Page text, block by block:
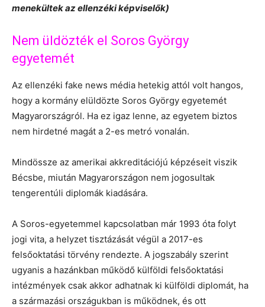
menekültek az ellenzéki képviselők)
Nem üldözték el Soros György
egyetemét
Az ellenzéki fake news média hetekig attól volt hangos,
hogy a kormány elüldözte Soros György egyetemét
Magyarországról. Ha ez igaz lenne, az egyetem biztos
nem hirdetné magát a 2-es metró vonalán.
Mindössze az amerikai akkreditációjú képzéseit viszik
Bécsbe, miután Magyarországon nem jogosultak
tengerentúli diplomák kiadására.
A Soros-egyetemmel kapcsolatban már 1993 óta folyt
jogi vita, a helyzet tisztázását végül a 2017-es
felsőoktatási törvény rendezte. A jogszabály szerint
ugyanis a hazánkban működő külföldi felsőoktatási
intézmények csak akkor adhatnak ki külföldi diplomát, ha
a származási országukban is működnek, és ott